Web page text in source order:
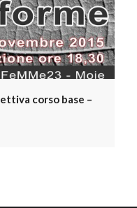
corso base –